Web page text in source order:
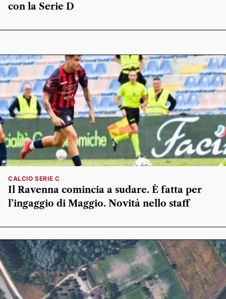
con la Serie D
CALCIO SERIE C
Il Ravenna comincia a sudare. È fatta per
l’ingaggio di Maggio. Novità nello staff